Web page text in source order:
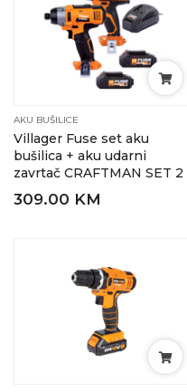
AKU BUŠILICE
Villager Fuse set aku
bušilica + aku udarni
zavrtač CRAFTMAN SET 2
309.00 KM